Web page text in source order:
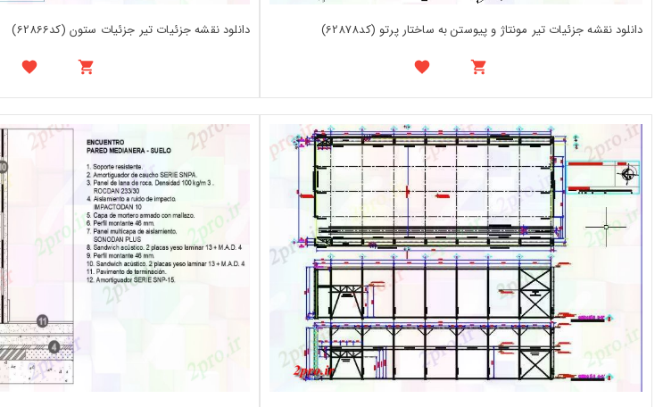
دانلود نقشه جزئیات تیر مونتاژ و پیوستن به ساختار پرتو (کد62878) دانلود نقشه جزئیات تیر جزئیات ستون (کد62866)